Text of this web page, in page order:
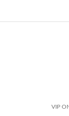
VIP